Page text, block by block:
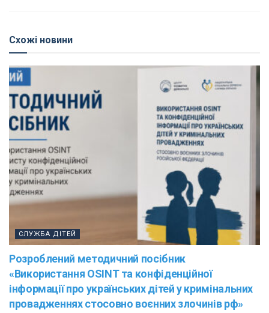
Схожі новини
СЛУЖБА ДІТЕЙ
Розроблений методичний посібник
«Використання OSINT та конфіденційної
інформації про українських дітей у кримінальних
провадженнях стосовно воєнних злочинів рф»